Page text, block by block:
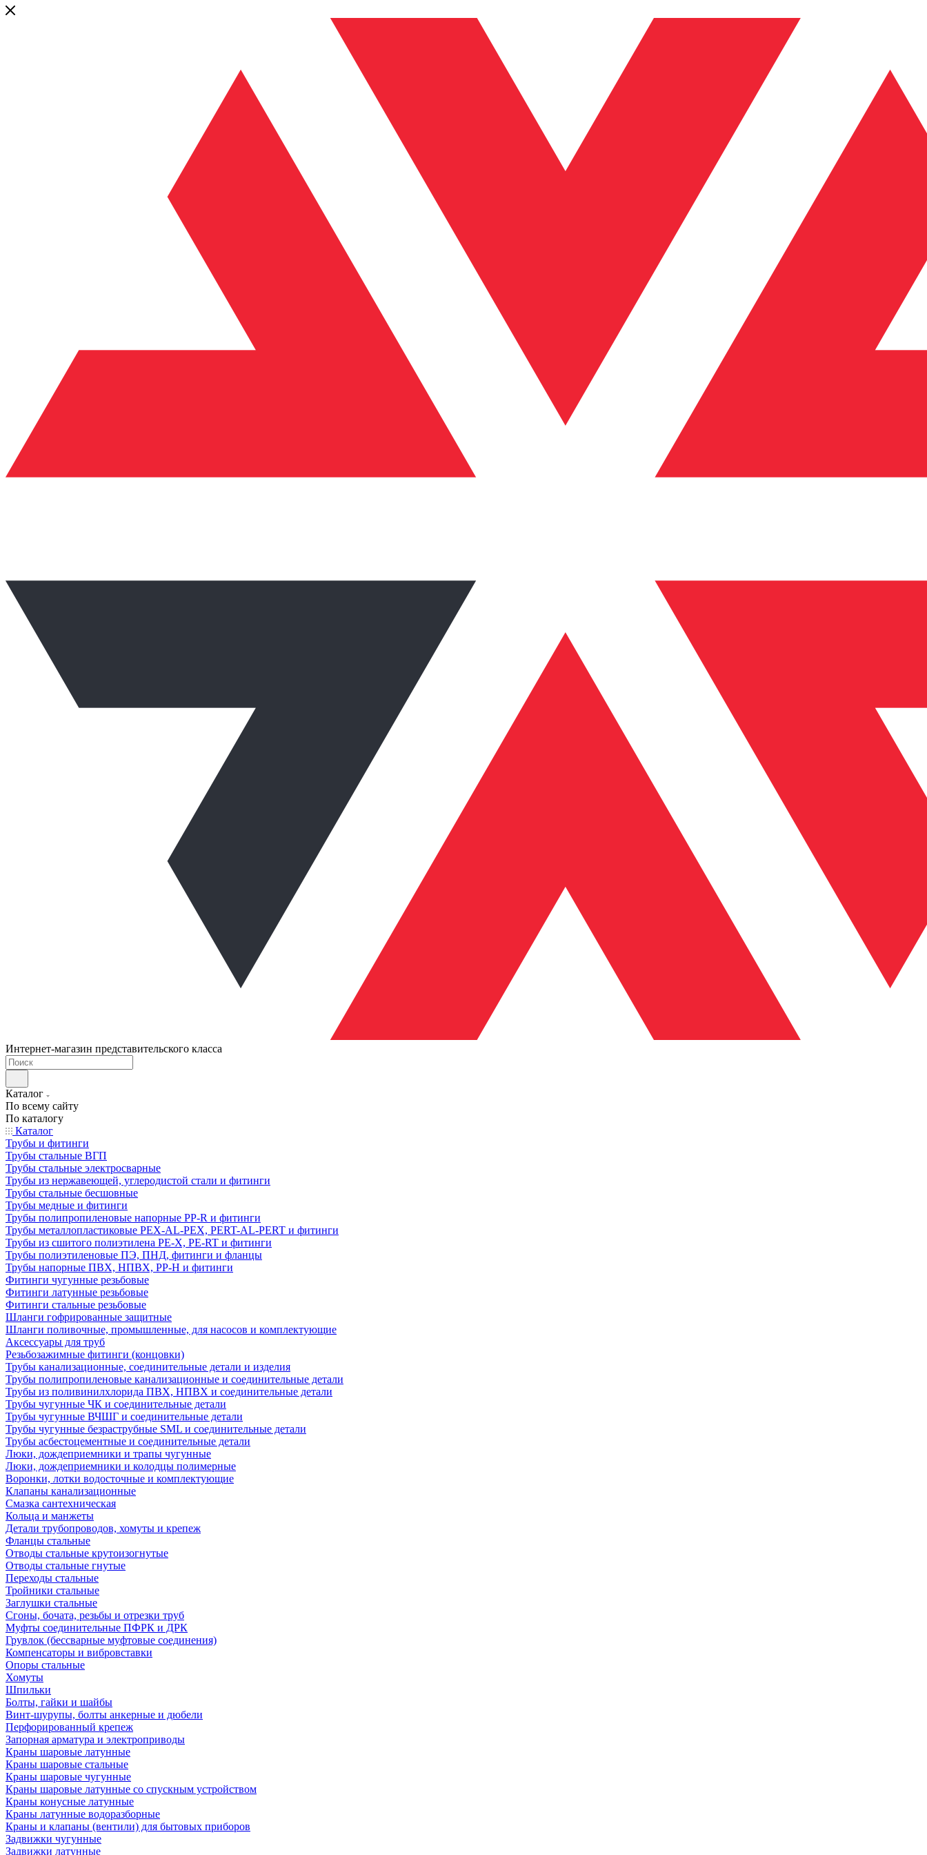
Интернет-магазин представительского класса
Каталог
По всему сайту
По каталогу
Каталог
Трубы и фитинги
Трубы стальные ВГП
Трубы стальные электросварные
Трубы из нержавеющей, углеродистой стали и фитинги
Трубы стальные бесшовные
Трубы медные и фитинги
Трубы полипропиленовые напорные PP-R и фитинги
Трубы металлопластиковые PEX-AL-PEX, PERT-AL-PERT и фитинги
Трубы из сшитого полиэтилена PE-X, PE-RT и фитинги
Трубы полиэтиленовые ПЭ, ПНД, фитинги и фланцы
Трубы напорные ПВХ, НПВХ, PP-H и фитинги
Фитинги чугунные резьбовые
Фитинги латунные резьбовые
Фитинги стальные резьбовые
Шланги гофрированные защитные
Шланги поливочные, промышленные, для насосов и комплектующие
Аксессуары для труб
Резьбозажимные фитинги (концовки)
Трубы канализационные, соединительные детали и изделия
Трубы полипропиленовые канализационные и соединительные детали
Трубы из поливинилхлорида ПВХ, НПВХ и соединительные детали
Трубы чугунные ЧК и соединительные детали
Трубы чугунные ВЧШГ и соединительные детали
Трубы чугунные безраструбные SML и соединительные детали
Трубы асбестоцементные и соединительные детали
Люки, дождеприемники и трапы чугунные
Люки, дождеприемники и колодцы полимерные
Воронки, лотки водосточные и комплектующие
Клапаны канализационные
Смазка сантехническая
Кольца и манжеты
Детали трубопроводов, хомуты и крепеж
Фланцы стальные
Отводы стальные крутоизогнутые
Отводы стальные гнутые
Переходы стальные
Тройники стальные
Заглушки стальные
Сгоны, бочата, резьбы и отрезки труб
Муфты соединительные ПФРК и ДРК
Грувлок (бессварные муфтовые соединения)
Компенсаторы и вибровставки
Опоры стальные
Хомуты
Шпильки
Болты, гайки и шайбы
Винт-шурупы, болты анкерные и дюбели
Перфорированный крепеж
Запорная арматура и электроприводы
Краны шаровые латунные
Краны шаровые стальные
Краны шаровые чугунные
Краны шаровые латунные со спускным устройством
Краны конусные латунные
Краны латунные водоразборные
Краны и клапаны (вентили) для бытовых приборов
Задвижки чугунные
Задвижки латунные